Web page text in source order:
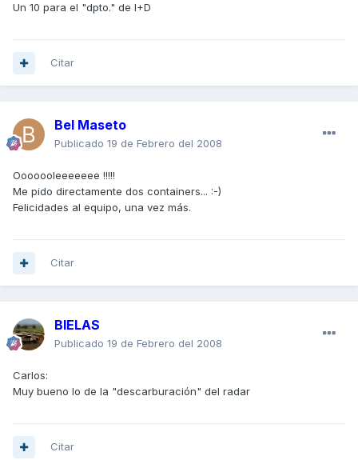
Un 10 para el "dpto." de I+D
Citar
Bel Maseto
Publicado 19 de Febrero del 2008
Ooooooleeeeeee !!!!!
Me pido directamente dos containers... :-)
Felicidades al equipo, una vez más.
Citar
BIELAS
Publicado 19 de Febrero del 2008
Carlos:
Muy bueno lo de la "descarburación" del radar
Citar